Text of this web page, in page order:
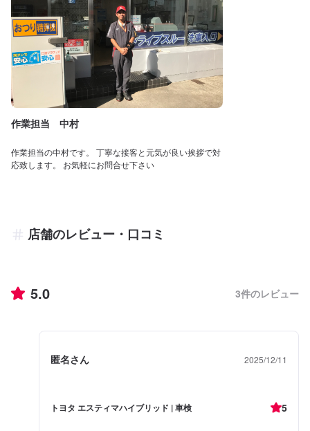
作業担当 中村
作業担当の中村です。 丁寧な接客と元気が良い挨拶で対
応致します。 お気軽にお問合せ下さい
店舗のレビュー・口コミ
5.0 3件のレビュー
匿名さん 2025/12/11
トヨタ エスティマハイブリッド | 車検 5